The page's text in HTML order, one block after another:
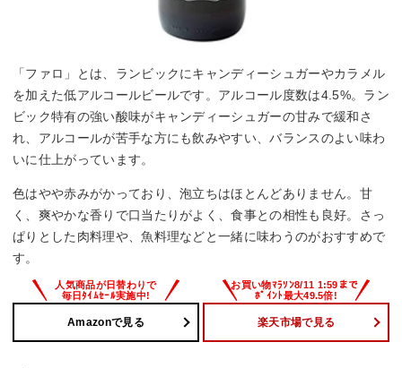
「ファロ」とは、ランビックにキャンディーシュガーやカラメル
を加えた低アルコールビールです。アルコール度数は4.5%。ラン
ビック特有の強い酸味がキャンディーシュガーの甘みで緩和さ
れ、アルコールが苦手な方にも飲みやすい、バランスのよい味わ
いに仕上がっています。
色はやや赤みがかっており、泡立ちはほとんどありません。甘
く、爽やかな香りで口当たりがよく、食事との相性も良好。さっ
ぱりとした肉料理や、魚料理などと一緒に味わうのがおすすめで
す。
Amazonで見る 楽天市場で見る